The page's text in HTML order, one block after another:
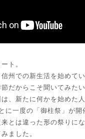
ト。
州での新生活を始めて
だからこそ聞いてみた
、新たに何かを始めた
に一度の「御柱祭」が開
とは違った形の祭りに
ました。